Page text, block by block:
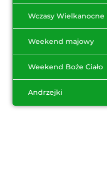
Wczasy Wielkanocne
Weekend majowy
Weekend Boże Ciało
Andrzejki